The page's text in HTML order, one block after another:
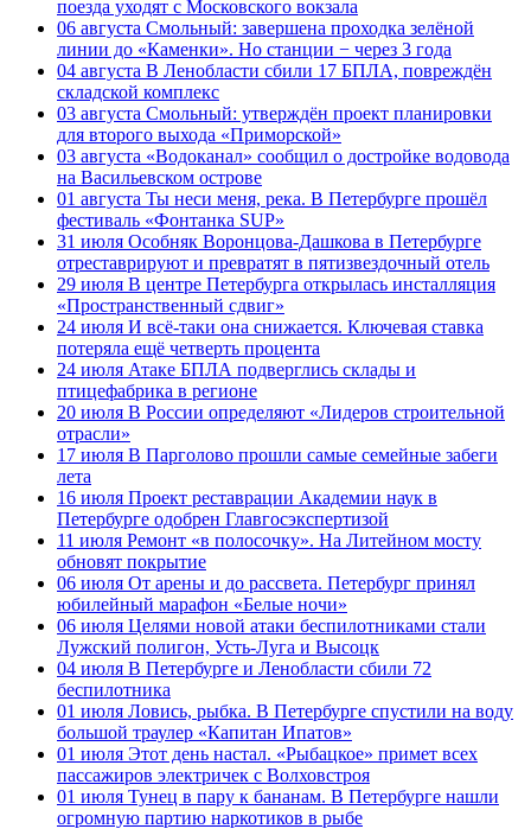
поезда уходят с Московского вокзала
06 августа Смольный: завершена проходка зелёной
линии до «Каменки». Но станции − через 3 года
04 августа В Ленобласти сбили 17 БПЛА, повреждён
складской комплекс
03 августа Смольный: утверждён проект планировки
для второго выхода «Приморской»
03 августа «Водоканал» сообщил о достройке водовода
на Васильевском острове
01 августа Ты неси меня, река. В Петербурге прошёл
фестиваль «Фонтанка SUP»
31 июля Особняк Воронцова-Дашкова в Петербурге
отреставрируют и превратят в пятизвездочный отель
29 июля В центре Петербурга открылась инсталляция
«Пространственный сдвиг»
24 июля И всё-таки она снижается. Ключевая ставка
потеряла ещё четверть процента
24 июля Атаке БПЛА подверглись склады и
птицефабрика в регионе
20 июля В России определяют «Лидеров строительной
отрасли»
17 июля В Парголово прошли самые семейные забеги
лета
16 июля Проект реставрации Академии наук в
Петербурге одобрен Главгосэкспертизой
11 июля Ремонт «в полосочку». На Литейном мосту
обновят покрытие
06 июля От арены и до рассвета. Петербург принял
юбилейный марафон «Белые ночи»
06 июля Целями новой атаки беспилотниками стали
Лужский полигон, Усть-Луга и Высоцк
04 июля В Петербурге и Ленобласти сбили 72
беспилотника
01 июля Ловись, рыбка. В Петербурге спустили на воду
большой траулер «Капитан Ипатов»
01 июля Этот день настал. «Рыбацкое» примет всех
пассажиров электричек с Волховстроя
01 июля Тунец в пару к бананам. В Петербурге нашли
огромную партию наркотиков в рыбе